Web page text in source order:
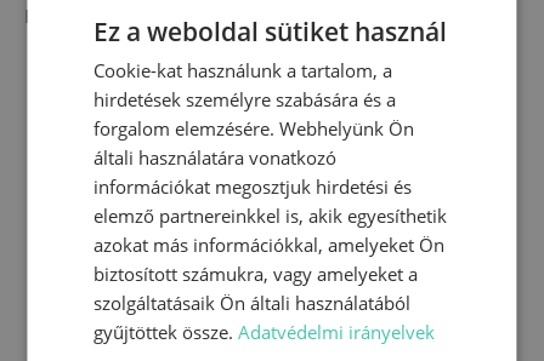
Kisfiú ruhák (35)
Ez a weboldal sütiket használ
Cookie-kat használunk a tartalom, a
hirdetések személyre szabására és a
forgalom elemzésére. Webhelyünk Ön
általi használatára vonatkozó
információkat megosztjuk hirdetési és
elemző partnereinkkel is, akik egyesíthetik
azokat más információkkal, amelyeket Ön
biztosított számukra, vagy amelyeket a
szolgáltatásaik Ön általi használatából
gyűjtöttek össze.Adatvédelmi irányelvek